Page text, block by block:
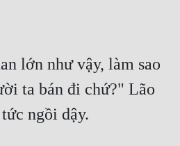
lớn như vậy, làm sao
ta bán đi chứ?" Lão